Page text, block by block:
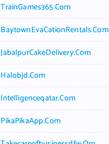
TrainGames365.com
BaytownEvaCationRentals.com
JabalpurCakeDelivery.com
Halobjd.com
Intelligenceqatar.com
PikaPikaApp.com